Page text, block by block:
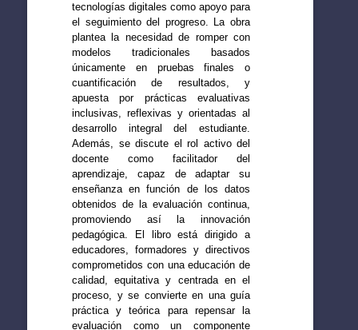
tecnologías digitales como apoyo para
el seguimiento del progreso. La obra
plantea la necesidad de romper con
modelos tradicionales basados
únicamente en pruebas finales o
cuantificación de resultados, y
apuesta por prácticas evaluativas
inclusivas, reflexivas y orientadas al
desarrollo integral del estudiante.
Además, se discute el rol activo del
docente como facilitador del
aprendizaje, capaz de adaptar su
enseñanza en función de los datos
obtenidos de la evaluación continua,
promoviendo así la innovación
pedagógica. El libro está dirigido a
educadores, formadores y directivos
comprometidos con una educación de
calidad, equitativa y centrada en el
proceso, y se convierte en una guía
práctica y teórica para repensar la
evaluación como un componente